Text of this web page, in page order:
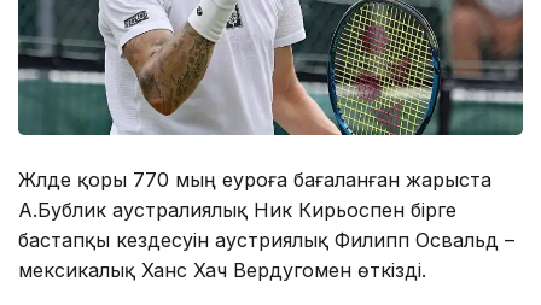
Жүлде қоры 770 мың еуроға бағаланған жарыста
А.Бублик аустралиялық Ник Кирьоспен бірге
бастапқы кездесуін аустриялық Филипп Освальд –
мексикалық Ханс Хач Вердугомен өткізді.